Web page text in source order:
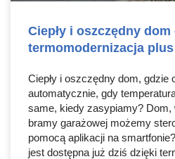
Ciepły i oszczędny dom
termomodernizacja
Ciepły i oszczędny dom, gdzie
automatycznie, gdy
same, kiedy zasypiamy?
bramy garażowej możemy
pomocą aplikacji na
jest dostępna już dziś dzięki